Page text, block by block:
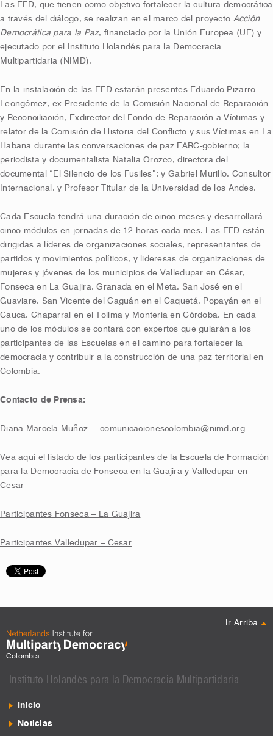
Las EFD, que tienen como objetivo fortalecer la cultura democrática
a través del diálogo, se realizan en el marco del proyecto Acción
Democrática para la Paz, financiado por la Unión Europea (UE) y
ejecutado por el Instituto Holandés para la Democracia
Multipartidaria (NIMD).
En la instalación de las EFD estarán presentes Eduardo Pizarro
Leongómez, ex Presidente de la Comisión Nacional de Reparación
y Reconciliación, Exdirector del Fondo de Reparación a Víctimas y
relator de la Comisión de Historia del Conflicto y sus Víctimas en La
Habana durante las conversaciones de paz FARC-gobierno; la
periodista y documentalista Natalia Orozco, directora del
documental “El Silencio de los Fusiles”; y Gabriel Murillo, Consultor
Internacional, y Profesor Titular de la Universidad de los Andes.
Cada Escuela tendrá una duración de cinco meses y desarrollará
cinco módulos en jornadas de 12 horas cada mes. Las EFD están
dirigidas a líderes de organizaciones sociales, representantes de
partidos y movimientos políticos, y lideresas de organizaciones de
mujeres y jóvenes de los municipios de Valledupar en César,
Fonseca en La Guajira, Granada en el Meta, San José en el
Guaviare, San Vicente del Caguán en el Caquetá, Popayán en el
Cauca, Chaparral en el Tolima y Montería en Córdoba. En cada
uno de los módulos se contará con expertos que guiarán a los
participantes de las Escuelas en el camino para fortalecer la
democracia y contribuir a la construcción de una paz territorial en
Colombia.
Contacto de Prensa:
Diana Marcela Muñoz –comunicacionescolombia@nimd.org
Vea aquí el listado de los participantes de la Escuela de Formación
para la Democracia de Fonseca en la Guajira y Valledupar en
Cesar
Participantes Fonseca – La Guajira
Participantes Valledupar – Cesar
Ir Arriba
Colombia
Instituto Holandés para la Democracia Multipartidaria
Inicio
Noticias